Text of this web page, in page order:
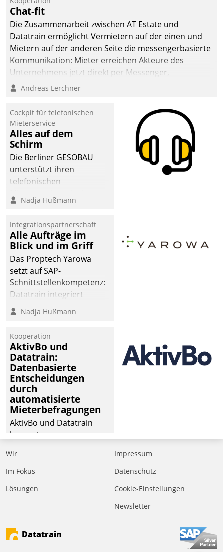
Überblick, Einsicht und
Eingriff bietende Lösung.
Zur Entwicklung setzte
man auf
Cloudtechnologie,
bewährte und Startup-
agile Projektmethoden.
Chat-fit
Die Zusammenarbeit zwischen AT Estate und
Datatrain ermöglicht Vermietern auf der einen und
Mietern auf der anderen Seite die messengerbasierte
Kommunikation: Mieter erreichen Akteure des
Unternehmens jetzt direkt per Messenger,
Mitarbeiter oder Dienstleister empfangen oder
Andreas Lerchner
Cockpit für telefonischen
Mieterservice
Alles auf dem
Schirm
Die Berliner GESOBAU
unterstützt ihren
telefonischen
digitalen Cockpit, das
passende Fragen und
Schlagworte auswirft.
Eine intuitive
Dialogführung ermöglicht
dem externen
Serviceteam, Anrufe von
Mietenden zügiger und
effizienter zu bearbeiten.
Nadja Hußmann
Integrationspartnerschaft
Alle Aufträge im
Blick und im Griff
Das Proptech Yarowa
setzt auf SAP-
Schnittstellenkompetenz:
Datatrain integriert
Yarowas Portal zur
Vergabe und Verwaltung
operativen
Instandhaltung in die
SAP-Systemlandschaft
deutscher
Wohnungsunternehmen
– und beschleunigt damit
den Weg vom
Mieteranliegen zum
Dienstleisterauftrag.
Nadja Hußmann
Kooperation
AktivBo und
Datatrain:
Datenbasierte
Entscheidungen
durch
automatisierte
Mieterbefragungen
AktivBo und Datatrain
kooperieren –
profitieren: Die nahtlose
Integration der Lösungen
Datatrain ermöglicht
Mieterbefragungen – eine
starke Grundlage für
Wir
Im Fokus
Lösungen
Impressum
Datenschutz
Cookie-Einstellungen
Newsletter
Datatrain